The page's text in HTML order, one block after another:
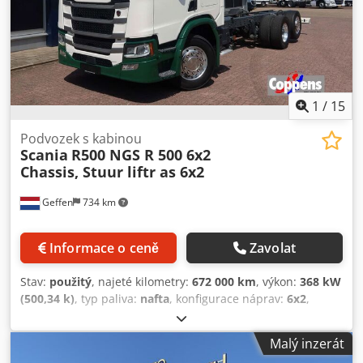
1 / 15
Geffen 734 km
Podvozek s kabinou
Scania R500 NGS R 500 6x2
Chassis, Stuur liftr as 6x2
Informace o ceně Zavolat
Stav: použitý, najeté kilometry: 672 000 km, výkon: 368 kW
(500,34 k), typ paliva: nafta, konfigurace náprav: 6x2,
intarder, barva:
spací kabina, typ převodu:automatický, emisní třída:Euro
, Rok výroby:2022 , Vybavení:ABS,
Malý inzerát